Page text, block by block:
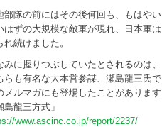
部隊の前にはその後何回も、もはやい
はずの大規模な敵軍が現れ、日本軍は
れ続けました。
みに握りつぶしていたとされるのは、
らも有名な大本営参謀、瀬島龍三氏で
メルマガにも登場したことがあります
島龍三方式」
www.ascinc.co.jp/report/2237/